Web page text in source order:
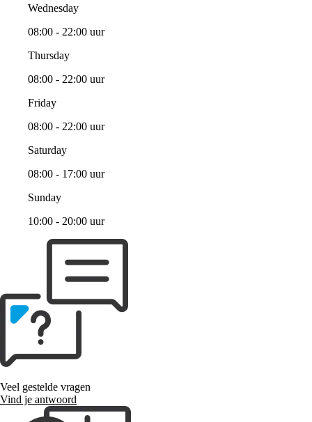
Wednesday
08:00 - 22:00 uur
Thursday
08:00 - 22:00 uur
Friday
08:00 - 22:00 uur
Saturday
08:00 - 17:00 uur
Sunday
10:00 - 20:00 uur
Veel gestelde vragen
Vind je antwoord